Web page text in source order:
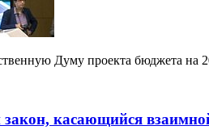
Думу проекта бюджета на
касающийся